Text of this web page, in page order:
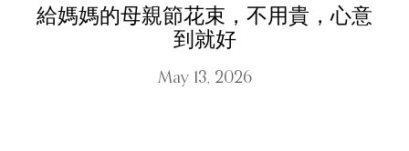
給媽媽的母親節花束，不用貴，心意
到就好
May 13, 2026